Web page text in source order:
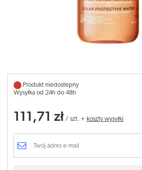
Produkt niedostepny
Wysyłka od 24h do 48h
111,71 zł / szt. + koszty wysyłki